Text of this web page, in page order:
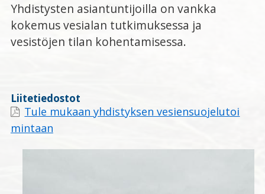
Yhdistysten asiantuntijoilla on vankka
kokemus vesialan tutkimuksessa ja
vesistöjen tilan kohentamisessa.
Liitetiedostot
Tule mukaan yhdistyksen vesiensuojelutoi
mintaan